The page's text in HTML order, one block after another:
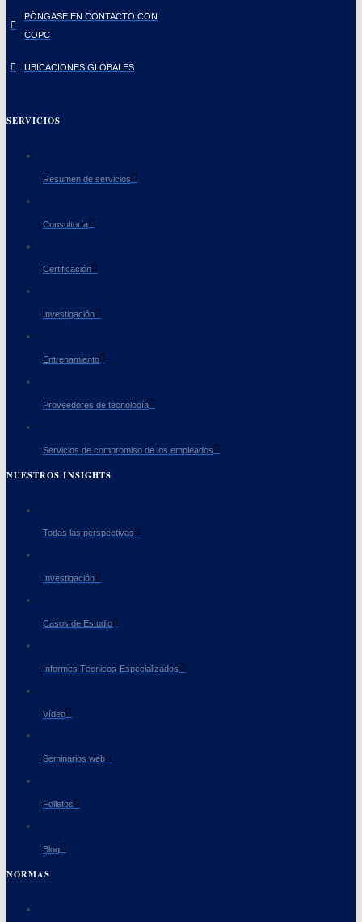
PÓNGASE EN CONTACTO CON
COPC
UBICACIONES GLOBALES
SERVICIOS
Resumen de servicios
Consultoría
Certificación
Investigación
Entrenamiento
Proveedores de tecnología
Servicios de compromiso de los empleados
NUESTROS INSIGHTS
Todas las perspectivas
Investigación
Casos de Estudio
Informes Técnicos-Especializados
Vídeo
Seminarios web
Folletos
Blog
NORMAS